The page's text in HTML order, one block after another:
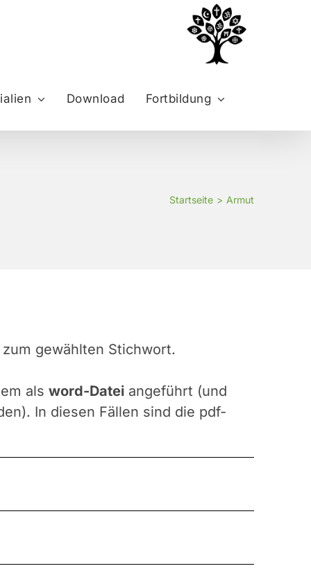
Download Fortbildung
Startseite Armut
gewählten Stichwort.
als word-Datei angeführt (und
In diesen Fällen sind die pdf-